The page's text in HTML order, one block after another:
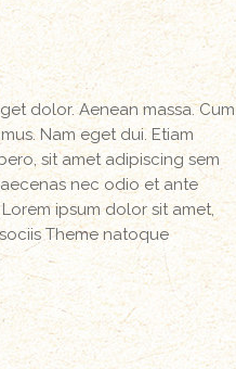
dolor. Aenean massa. Cum
Nam eget dui. Etiam
sit amet adipiscing sem
nec odio et ante
ipsum dolor sit amet,
Theme natoque